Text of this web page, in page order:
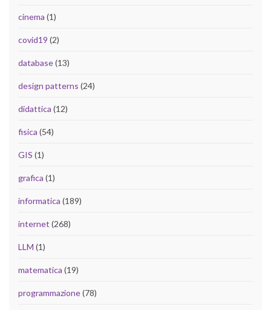
cinema (1)
covid19 (2)
database(13)
design patterns (24)
didattica (12)
fisica (54)
GIS (1)
grafica (1)
informatica (189)
internet (268)
LLM (1)
matematica (19)
programmazione(78)